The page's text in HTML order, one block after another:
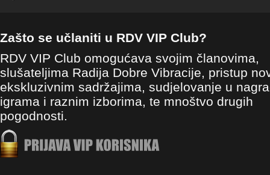
Zašto se učlaniti u RDV VIP Club?
RDV VIP Club omogućava svojim članovima,
slušateljima Radija Dobre Vibracije, pristup
ekskluzivnim sadržajima, sudjelovanje u
igrama i raznim izborima, te mnoštvo drugih
pogodnosti.